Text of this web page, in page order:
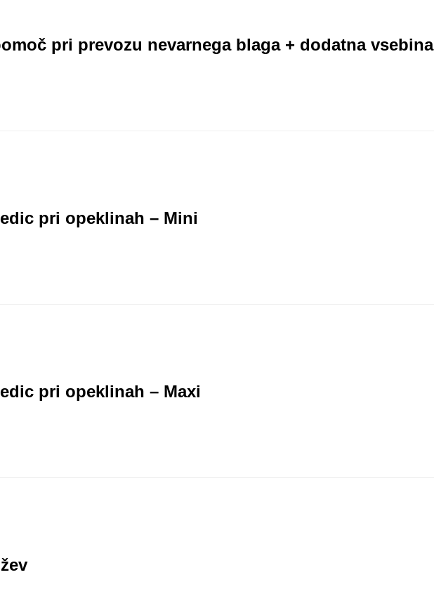
pri prevozu nevarnega blaga + dodatna vsebina
pri opeklinah – Mini
pri opeklinah – Maxi